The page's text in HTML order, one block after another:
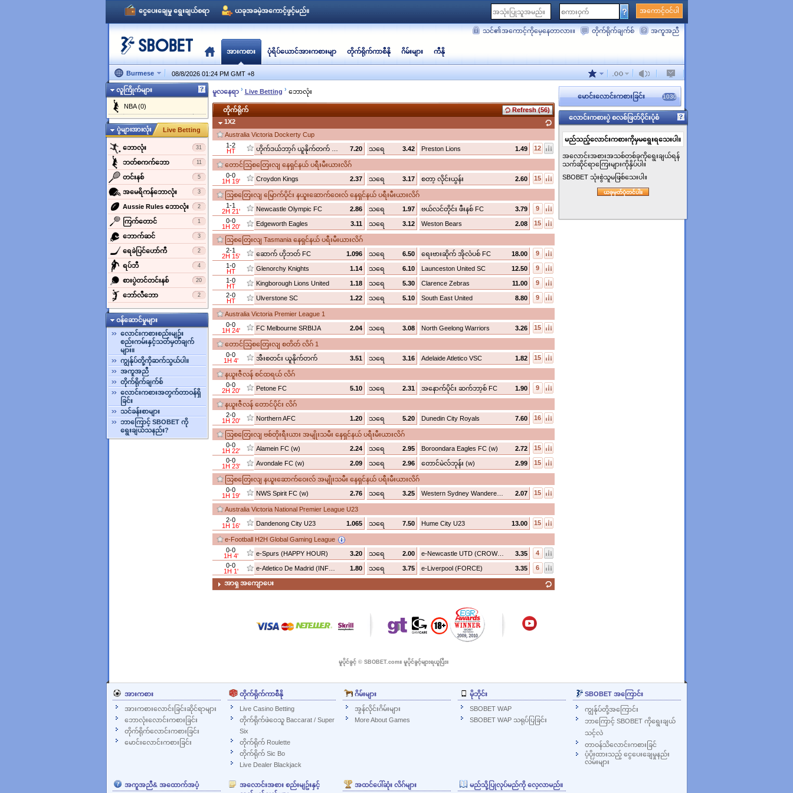
အကောင့်ဝင်ပါ
ငွေပေးချေမှု ရွေးချယ်စရာ ယခုအခမဲ့အကောင့်ဖွင့်မည်။
သင်၏အကောင့်ကိုမေ့နေတာလား။ တိုက်ရိုက်ချက်စ် အကူအညီ
အားကစား ပုံရိပ်ယောင်အားကစားမျာ တိုက်ရိုက်ကာစီနို ဂိမ်းများ ကီနို
Burmese 08/8/2026 01:24 PM GMT +8
လူကြိုက်များ
NBA (0)
ပွဲများအားလုံး Live Betting
‌ဘောလုံး 31
ဘတ်စကက်ဘော 11
‌တင်းနစ် 5
အမေရိကန်ဘောလုံး 3
‌Aussie Rules ဘောလုံး 2
‌ကြက်တောင် 1
‌ဘောက်ဆင် 3
ရေခဲပြင်ဟော်ကီ 2
‌ရပ်ဘီ 4
‌စားပွဲတင်တင်းနစ် 20
‌ဘော်လီ‌ဘော 2
ဝန်ဆောင်မှုများ
လောင်းကစားစည်းမျဥ်း
စည်းကမ်းနှင့်သတ်မှတ်ချက်
များ။
ကျွန်ုပ်တို့ကိုဆက်သွယ်ပါ။
အကူအညီ
တိုက်ရိုက်ချက်စ်
လောင်းကစားအတွက်တာဝန်ရှိ
ခြင်း
သင်ခန်းစာများ
ဘာကြောင့် SBOBET ကို
ရွေးချယ်သနည်း?
မူလနေရာ › Live Betting › ‌ဘောလုံး
တိုက်ရိုက်
Refresh (56)
1X2
Australia Victoria Dockerty Cup
1-2
HT
7.20 3.42
သရေ 1.49
Preston Lions 12
တောင်သြစတြေးလျ နေရှင်နယ် ပရီးမီးယားလိဂ်
0-0
1H 19'
2.37
Croydon Kings 3.17
သရေ 2.60
စတာ့ လိုင်းယွန်း 15
သြစတြေးလျ မြောက်ပိုင်း နယူးဆောက်ဝေးလ် နေရှင်နယ် ပရီးမီးယားလိဂ်
1-1
2H 21'
2.86
Newcastle Olympic FC 1.97
သရေ 3.79
ဗယ်လင်တိုင်း ဖီးနစ် FC
9
0-0
1H 20'
3.11
Edgeworth Eagles 3.12
သရေ 2.08
Weston Bears 15
သြစတြေးလျ Tasmania နေရှင်နယ် ပရီးမီးယားလိဂ်
2-1
2H 15'
1.096
ဆောက် ဟိုဘတ် FC 6.50
သရေ 18.00
ရေးဗားဆိုက် အိုလံပစ် FC
9
1-0
HT
1.14
Glenorchy Knights 6.10
သရေ 12.50
Launceston United SC
9
1-0
HT
1.18
Kingborough Lions United 5.30
သရေ 11.00
Clarence Zebras
9
2-0
HT
1.22
Ulverstone SC 5.10
သရေ 8.80
South East United 9
Australia Victoria Premier League 1
0-0
1H 24'
2.04
FC Melbourne SRBIJA 3.08
သရေ 3.26
North Geelong Warriors 15
တောင်သြစတြေးလျ စတိတ် လိဂ် 1
0-0
1H 4'
3.51
အီးစတင်း ယူနိုက်တက် 3.16
သရေ 1.82
Adelaide Atletico VSC 15
နယူးဇီလန် စင်ထရယ် လိဂ်
0-0
2H 20'
5.10
Petone FC 2.31
သရေ 1.90
အနောက်ပိုင်း ဆက်ဘာ့စ် FC 9
နယူးဇီလန် တောင်ပိုင်း လိဂ်
2-0
1H 20'
1.20
Northern AFC 5.20
သရေ 7.60
Dunedin City Royals 16
သြစတြေးလျ ဗစ်တိုးရီးယား အမျိုးသမီး နေရှင်နယ် ပရီးမီးယားလိဂ်
0-0
1H 22'
2.24
Alamein FC (w) 2.95
သရေ 2.72
Boroondara Eagles FC (w)
15
0-0
1H 23'
2.09
Avondale FC (w) 2.96
သရေ 2.99
တောင်မဲလ်ဘုန်း (w) 15
သြစတြေးလျ နယူးဆောက်ဝေးလ် အမျိုးသမီး နေရှင်နယ် ပရီးမီးယားလိဂ်
0-0
1H 19'
2.76
NWS Spirit FC (w) 3.25
သရေ 2.07
Western Sydney Wanderers (Youth) (w) 15
Australia Victoria National Premier League U23
2-0
1H 16'
1.065
Dandenong City U23 7.50
သရေ 13.00
Hume City U23 15
e-Football H2H Global Gaming League
0-0
1H 4'
3.20
e-Spurs (HAPPY HOUR) 2.00
သရေ 3.35
e-Newcastle UTD (CROWN)
4
0-0
1H 1'
1.80
e-Atletico De Madrid (INFERNO) 3.75
သရေ 3.35
e-Liverpool (FORCE) 6
အာရှ အကျောပေး
မောင်းလောင်းကစားခြင်း 1030
လောင်းကစားပွဲ စလစ်ဖြတ်ပိုင်းပုံစံ
မည်သည့်လောင်းကစားကိုမှမရွေးရသေးပါ။
အလောင်းအစားအသစ်တစ်ခုကိုရွေးချယ်ရန်
သက်ဆိုင်ရာကြေးများကိုနှိပ်ပါ။
SBOBET သုံးစွဲသူမဖြစ်သေးပါ။
ယခုမှတ်ပုံတင်ပါ။
မူပိုင်ခွင့် © SBOBET.com။ မူပိုင်ခွင့်များရယူပြီး။
အားကစား
အားကစားလောင်းခြင်းဆိုင်ရာများ
ဘောလုံးလောင်းကစားခြင်း
တိုက်ရိုက်လောင်းကစားခြင်း
မောင်းလောင်းကစားခြင်း
တိုက်ရိုက်ကာစီနို
Live Casino Betting
တိုက်ရိုက်ဖဲဝေသူ Baccarat / Super
Six
တိုက်ရိုက် Roulette
တိုက်ရိုက် Sic Bo
Live Dealer Blackjack
ဂိမ်းများ
အွန်လိုင်းဂိမ်းများ
More About Games
မိုဘိုင်း
SBOBET WAP
SBOBET WAP သရုပ်ပြခြင်း
SBOBET အကြောင်း
ကျွန်ုပ်တို့အကြောင်း
ဘာကြောင့် SBOBET ကိုရွေးချယ်
သင့်လဲ
တာဝန်သိလောင်းကစားခြင်
ပံ့ပိုးထားသည့် ငွေပေးချေမှုနည်း
လမ်းများ
အကူအညီ& အထောက်အပံ့
အလောင်းအစား စည်းမျဥ်းနှင့်
အထင်ပေါ်ဆုံး လိဂ်များ မည်သို့ပြုလုပ်မည်ကို လေ့လာမည်။